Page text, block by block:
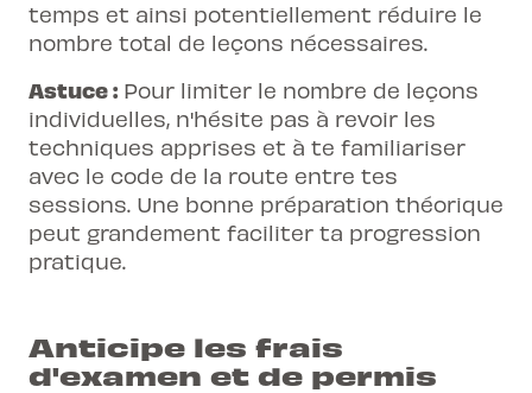
temps et ainsi potentiellement réduire le
nombre total de leçons nécessaires.
Astuce : Pour limiter le nombre de leçons
individuelles, n'hésite pas à revoir les
techniques apprises et à te familiariser
avec le code de la route entre tes
sessions. Une bonne préparation théorique
peut grandement faciliter ta progression
pratique.
Anticipe les frais
d'examen et de permis